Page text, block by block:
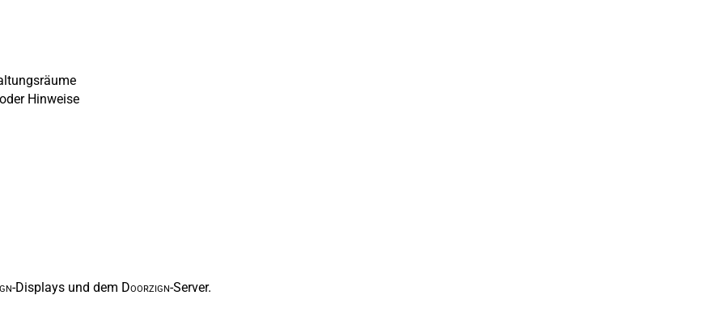
Hinweise
-Displays und dem Doorzign-Server.